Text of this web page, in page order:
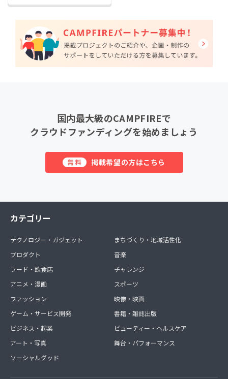
国内最大級のCAMPFIREで
クラウドファンディングを始めましょう
無料 掲載希望の方はこちら
カテゴリー
テクノロジー・ガジェット
プロダクト
フード・飲食店
アニメ・漫画
ファッション
ゲーム・サービス開発
ビジネス・起業
アート・写真
ソーシャルグッド
まちづくり・地域活性化
音楽
チャレンジ
スポーツ
映像・映画
書籍・雑誌出版
ビューティー・ヘルスケア
舞台・パフォーマンス